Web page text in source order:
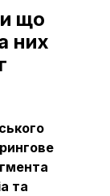
що
них
та